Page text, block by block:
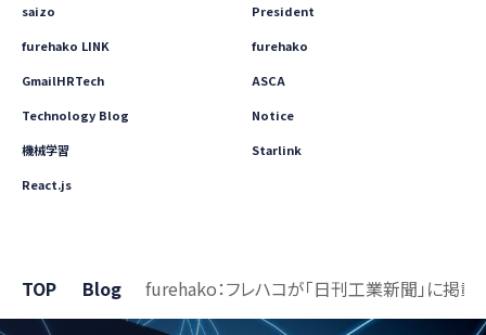
saizo
President
furehako LINK
furehako
GmailHRTech
ASCA
Technology Blog
Notice
機械学習
Starlink
React.js
TOP Blog furehako：フレハコが「日刊工業新聞」に掲載